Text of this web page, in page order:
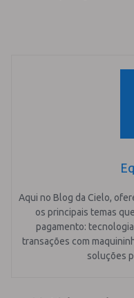
Aqui no Blog da Cielo,
os principais temas
pagamento:
transações com
soluções